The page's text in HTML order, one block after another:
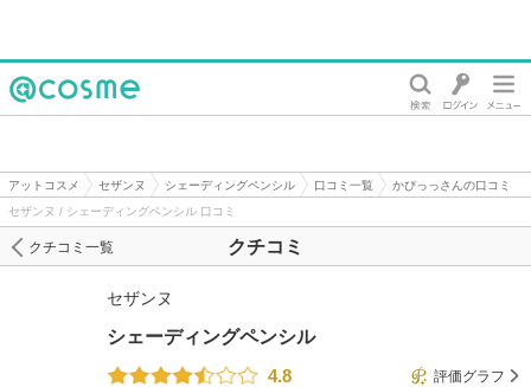
アットコスメ セザンヌ シェーディングペンシル 口コミ一覧
かぴっっさんの口コミ
セザンヌ / シェーディングペンシル 口コミ
クチコミ
クチコミ一覧
セザンヌ
シェーディングペンシル
4.8
評価グラフ